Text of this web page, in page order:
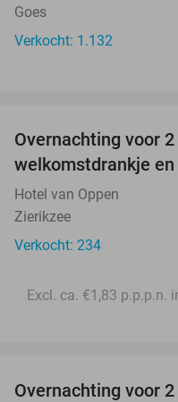
Goes
Verkocht: 1.132
Overnachting voor
welkomstdrankje
Hotel van Oppen
Zierikzee
Verkocht: 234
Excl. ca. €1,83 p.p.p.n.
Overnachting voor